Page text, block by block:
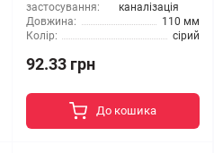
застосування:
каналізація
Довжина:
110 мм
Колір:
сірий
92.33 грн
До кошика